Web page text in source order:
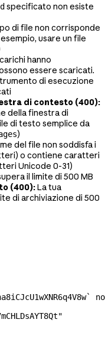
specificato non esiste
di file non corrisponde
usare un file
hanno
essere scaricati.
di esecuzione
di contesto (400):
della finestra di
di testo semplice da
)
del file non soddisfa i
o contiene caratteri
Unicode 0-31)
il limite di 500 MB
(400):La tua
di archiviazione di 500